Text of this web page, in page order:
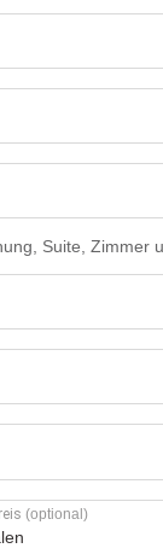
Suite, Zimmer
(optional)